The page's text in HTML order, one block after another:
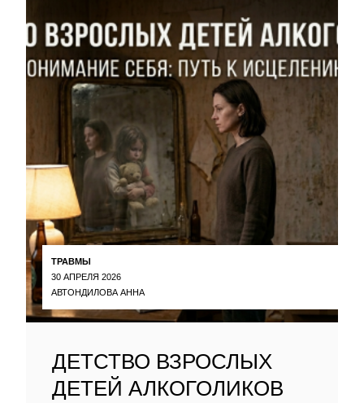
ТРАВМЫ
30 АПРЕЛЯ 2026
АВТОНДИЛОВА АННА
ДЕТСТВО ВЗРОСЛЫХ
ДЕТЕЙ АЛКОГОЛИКОВ